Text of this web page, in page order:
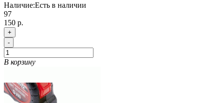
Наличие:Есть в наличии
97
150 р.
+
-
В корзину